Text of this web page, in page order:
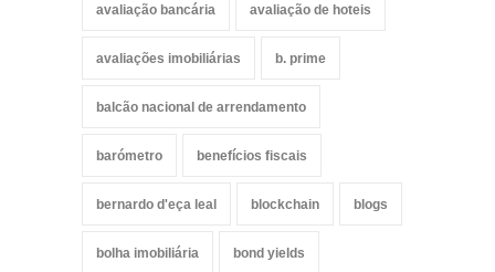
avaliação bancária avaliação de hoteis
avaliações imobiliárias b. prime
balcão nacional de arrendamento
barómetro benefícios fiscais
bernardo d'eça leal blockchain blogs
bolha imobiliária bond yields